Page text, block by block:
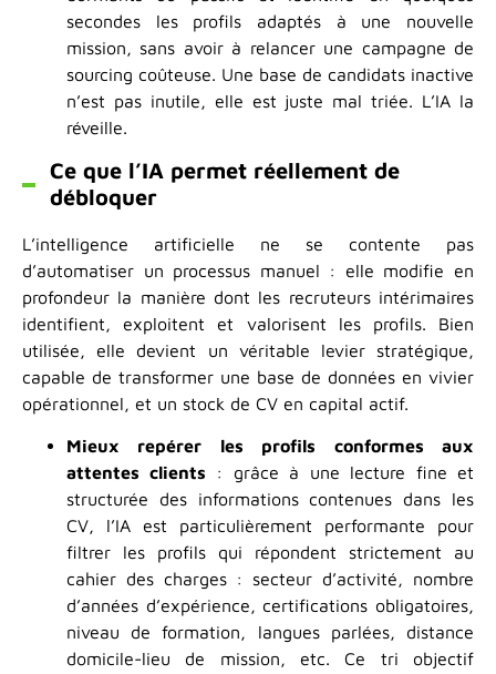
secondes les profils adaptés à une nouvelle
mission, sans avoir à relancer une campagne de
sourcing coûteuse. Une base de candidats inactive
n’est pas inutile, elle est juste mal triée. L’IA la
réveille.
Ce que l’IA permet réellement de
débloquer
L’intelligence artificielle ne se contente pas
d’automatiser un processus manuel : elle modifie en
profondeur la manière dont les recruteurs intérimaires
identifient, exploitent et valorisent les profils. Bien
utilisée, elle devient un véritable levier stratégique,
capable de transformer une base de données en vivier
opérationnel, et un stock de CV en capital actif.
Mieux repérer les profils conformes aux
attentes clients : grâce à une lecture fine et
structurée des informations contenues dans les
CV, l’IA est particulièrement performante pour
filtrer les profils qui répondent strictement au
cahier des charges : secteur d’activité, nombre
d’années d’expérience, certifications obligatoires,
niveau de formation, langues parlées, distance
domicile-lieu de mission, etc. Ce tri objectif